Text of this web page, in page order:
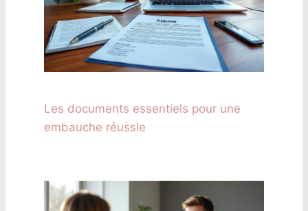
Les documents essentiels pour une
embauche réussie